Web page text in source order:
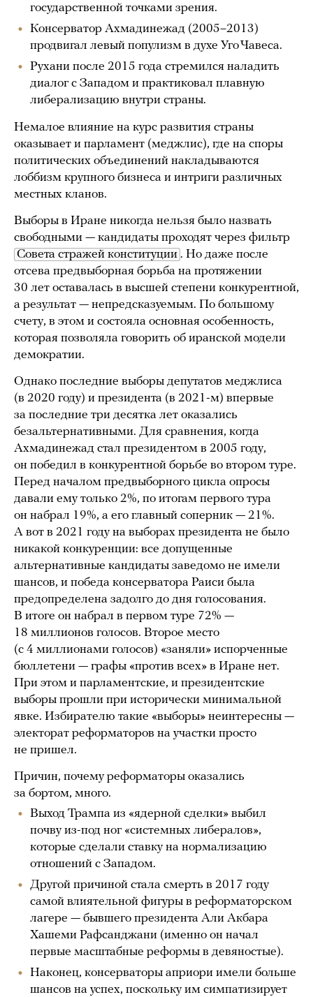
государственной точками зрения.
Консерватор Ахмадинежад (2005–2013)
продвигал левый популизм в духе Уго Чавеса.
Рухани после 2015 года стремился наладить
диалог с Западом и практиковал плавную
либерализацию внутри страны.
Немалое влияние на курс развития страны
оказывает и парламент (меджлис), где на споры
политических объединений накладываются
лоббизм крупного бизнеса и интриги различных
местных кланов.
Выборы в Иране никогда нельзя было назвать
свободными — кандидаты проходят через фильтр
Совета стражей конституции . Но даже после
отсева предвыборная борьба на протяжении
30 лет оставалась в высшей степени конкурентной,
а результат — непредсказуемым. По большому
счету, в этом и состояла основная особенность,
которая позволяла говорить об иранской модели
демократии.
Однако последние выборы депутатов меджлиса
(в 2020 году) и президента (в 2021-м) впервые
за последние три десятка лет оказались
безальтернативными. Для сравнения, когда
Ахмадинежад стал президентом в 2005 году,
он победил в конкурентной борьбе во втором туре.
Перед началом предвыборного цикла опросы
давали ему только 2%, по итогам первого тура
он набрал 19%, а его главный соперник — 21%.
А вот в 2021 году на выборах президента не было
никакой конкуренции: все допущенные
альтернативные кандидаты заведомо не имели
шансов, и победа консерватора Раиси была
предопределена задолго до дня голосования.
В итоге он набрал в первом туре 72% —
18 миллионов голосов. Второе место
(с 4 миллионами голосов) «заняли» испорченные
бюллетени — графы «против всех» в Иране нет.
При этом и парламентские, и президентские
выборы прошли при исторически минимальной
явке. Избирателю такие «выборы» неинтересны —
электорат реформаторов на участки просто
не пришел.
Причин, почему реформаторы оказались
за бортом, много.
Выход Трампа из «ядерной сделки» выбил
почву из-под ног «системных либералов»,
которые сделали ставку на нормализацию
отношений с Западом.
Другой причиной стала смерть в 2017 году
самой влиятельной фигуры в реформаторском
лагере — бывшего президента Али Акбара
Хашеми Рафсанджани (именно он начал
первые масштабные реформы в девяностые).
Наконец, консерваторы априори имели больше
шансов на успех, поскольку им симпатизирует